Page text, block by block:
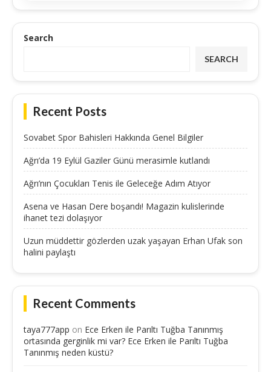
Search
SEARCH
Recent Posts
Sovabet Spor Bahisleri Hakkında Genel Bilgiler
Ağrı’da 19 Eylül Gaziler Günü merasimle kutlandı
Ağrı’nın Çocukları Tenis ile Geleceğe Adım Atıyor
Asena ve Hasan Dere boşandı! Magazin kulislerinde
ihanet tezi dolaşıyor
Uzun müddettir gözlerden uzak yaşayan Erhan Ufak son
halini paylaştı
Recent Comments
taya777app on Ece Erken ile Parıltı Tuğba Tanınmış
ortasında gerginlik mi var? Ece Erken ile Parıltı Tuğba
Tanınmış neden küstü?